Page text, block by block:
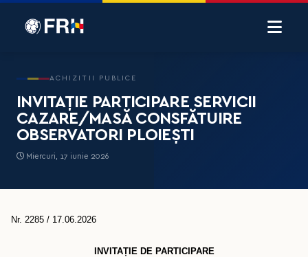
ACHIZITII PUBLICE
INVITAȚIE PARTICIPARE SERVICII
CAZARE/MASĂ CONSFĂTUIRE
OBSERVATORI PLOIEȘTI
Miercuri, 17 iunie 2026
Nr. 2285 / 17.06.2026
INVITAȚIE DE PARTICIPARE